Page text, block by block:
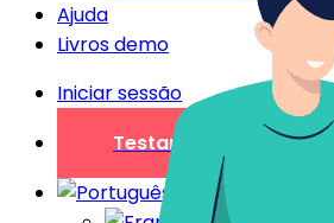
Ajuda
Livros demo
Iniciar sessão
Testar gratuitamente